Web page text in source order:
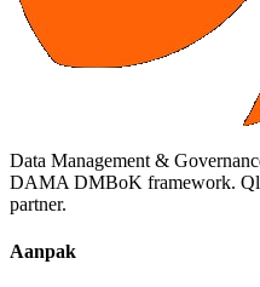
Data Management &
DAMA DMBoK framework.
partner.
Aanpak